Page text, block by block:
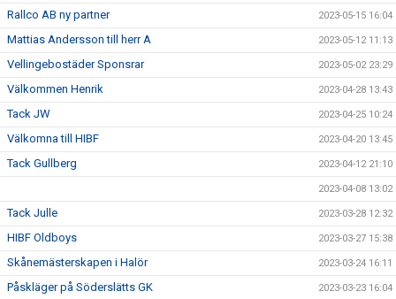
Rallco AB ny partner 2023-05-15 16:04
Mattias Andersson till herr A 2023-05-12 11:13
Vellingebostäder Sponsrar 2023-05-02 23:29
Välkommen Henrik 2023-04-28 13:43
Tack JW 2023-04-25 10:24
Välkomna till HIBF 2023-04-20 13:45
Tack Gullberg 2023-04-12 21:10
2023-04-08 13:02
Tack Julle 2023-03-28 12:32
HIBF Oldboys 2023-03-27 15:38
Skånemästerskapen i Halör 2023-03-24 16:11
Påskläger på Söderslätts GK 2023-03-23 16:04